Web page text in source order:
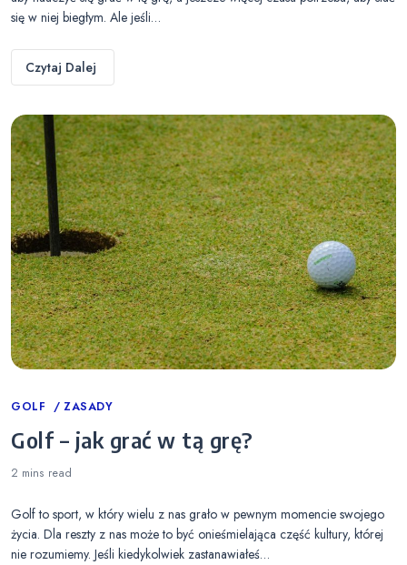
się w niej biegłym. Ale jeśli…
Czytaj Dalej
Categories
GOLF ZASADY
Golf – jak grać w tą grę?
2 mins read
Golf to sport, w który wielu z nas grało w pewnym momencie swojego
życia. Dla reszty z nas może to być onieśmielająca część kultury, której
nie rozumiemy. Jeśli kiedykolwiek zastanawiałeś…